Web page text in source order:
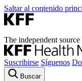
Saltar al contenido
The independent
Suscribirse Síguenos
Buscar